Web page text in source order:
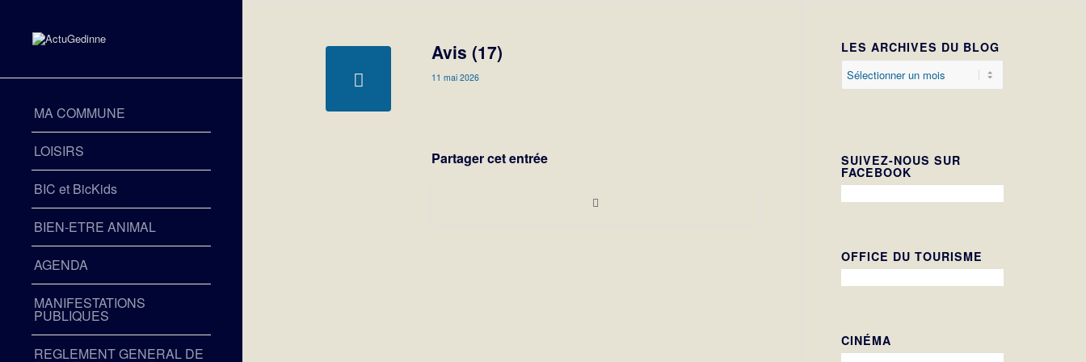
MA COMMUNE
LOISIRS
BIC et BicKids
BIEN-ETRE ANIMAL
AGENDA
MANIFESTATIONS
PUBLIQUES
REGLEMENT GENERAL DE
Avis (17)
11 mai 2026
Partager cet entrée
LES ARCHIVES DU BLOG
SUIVEZ-NOUS SUR
FACEBOOK
OFFICE DU TOURISME
CINÉMA